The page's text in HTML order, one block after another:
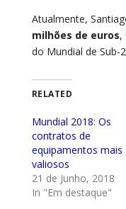
Atualmente,
milhões de euros,
do Mundial de Sub-
RELATED
Mundial 2018: Os
contratos de
equipamentos mais
valiosos
21 de Junho, 2018
In "Em destaque"